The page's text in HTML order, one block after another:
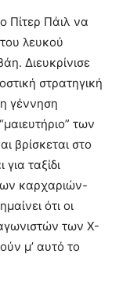
Πίτερ Πάιλ να
λευκού
Διευκρίνισε
στρατηγική
γέννηση
των
βρίσκεται στο
ταξίδι
καρχαριών-
ότι οι
των X-
μ’ αυτό το